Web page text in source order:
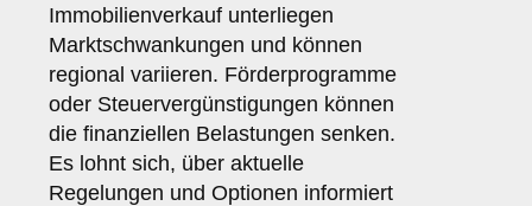
Immobilienverkauf unterliegen
Marktschwankungen und können
regional variieren. Förderprogramme
oder Steuervergünstigungen können
die finanziellen Belastungen senken.
Es lohnt sich, über aktuelle
Regelungen und Optionen informiert